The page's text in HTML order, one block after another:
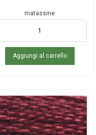
matassine
Aggiungi al carrello